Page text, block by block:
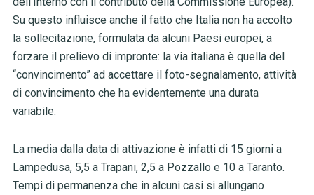
Su questo influisce anche il fatto che Italia non ha accolto
la sollecitazione, formulata da alcuni Paesi europei, a
forzare il prelievo di impronte: la via italiana è quella del
“convincimento” ad accettare il foto-segnalamento, attività
di convincimento che ha evidentemente una durata
variabile.
La media dalla data di attivazione è infatti di 15 giorni a
Lampedusa, 5,5 a Trapani, 2,5 a Pozzallo e 10 a Taranto.
Tempi di permanenza che in alcuni casi si allungano